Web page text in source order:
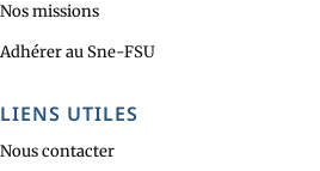
Nos missions
Adhérer au Sne-FSU
LIENS UTILES
Nous contacter